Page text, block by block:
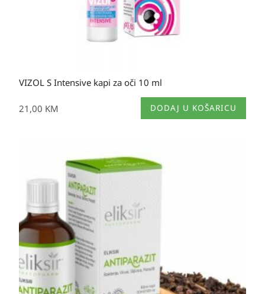
VIZOL S Intensive kapi za oči 10 ml
21,00 KM DODAJ U KOŠARICU